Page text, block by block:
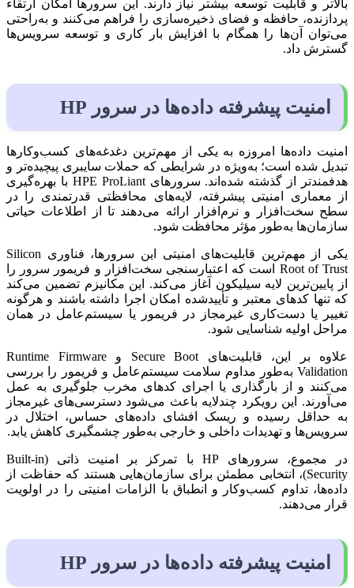
بالاتر و قابلیت توسعه بیشتر نیاز دارند. این سرورها امکان ارتقاء
پردازنده، حافظه و فضای ذخیره‌سازی را فراهم می‌کنند و به‌راحتی
می‌توان آن‌ها را همگام با افزایش بار کاری و توسعه سرویس‌ها
گسترش داد.
امنیت پیشرفته داده‌ها در سرور HP
امنیت داده‌ها امروزه به یکی از مهم‌ترین دغدغه‌های کسب‌وکارها
تبدیل شده است؛ به‌ویژه در شرایطی که حملات سایبری پیچیده‌تر و
هدفمندتر از گذشته شده‌اند. سرورهای HPE ProLiant با بهره‌گیری
از معماری امنیتی پیشرفته، لایه‌های محافظتی قدرتمندی را در
سطح سخت‌افزار و نرم‌افزار ارائه می‌دهند تا از اطلاعات حیاتی
سازمان‌ها به‌طور مؤثر محافظت شود.
یکی از مهم‌ترین قابلیت‌های امنیتی این سرورها، فناوری Silicon
Root of Trust است که اعتبارسنجی سخت‌افزار و فریمور سرور را
از پایین‌ترین لایه سیلیکون آغاز می‌کند. این مکانیزم تضمین می‌کند
که تنها کدهای معتبر و تأییدشده امکان اجرا داشته باشند و هرگونه
تغییر یا دست‌کاری غیرمجاز در فریمور یا سیستم‌عامل در همان
مراحل اولیه شناسایی شود.
علاوه بر این، قابلیت‌های Secure Boot و Runtime Firmware
Validation به‌طور مداوم سلامت سیستم‌عامل و فریمور را بررسی
می‌کنند و از بارگذاری یا اجرای کدهای مخرب جلوگیری به عمل
می‌آورند. این رویکرد چندلایه باعث می‌شود دسترسی‌های غیرمجاز
به حداقل رسیده و ریسک افشای داده‌های حساس، اختلال در
سرویس‌ها و تهدیدات داخلی و خارجی به‌طور چشمگیری کاهش یابد.
در مجموع، سرورهای HP با تمرکز بر امنیت ذاتی (Built-in
Security)، انتخابی مطمئن برای سازمان‌هایی هستند که حفاظت از
داده‌ها، تداوم کسب‌وکار و انطباق با الزامات امنیتی را در اولویت
قرار می‌دهند.
امنیت پیشرفته داده‌ها در سرور HP